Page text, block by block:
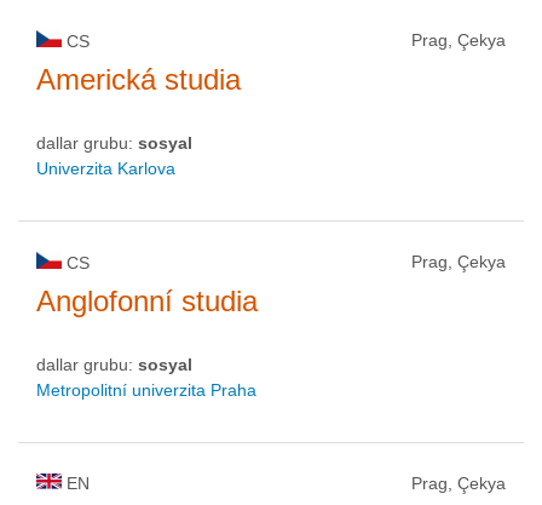
CS Prag, Çekya
Americká studia
dallar grubu: sosyal
Univerzita Karlova
CS Prag, Çekya
Anglofonní studia
dallar grubu: sosyal
Metropolitní univerzita Praha
EN Prag, Çekya